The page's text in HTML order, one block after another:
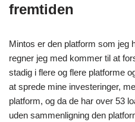
fremtiden
Mintos er den platform som jeg
regner jeg med kommer til at
stadig i flere og flere platforme
at sprede mine investeringer,
platform, og da de har over 53
uden sammenligning den